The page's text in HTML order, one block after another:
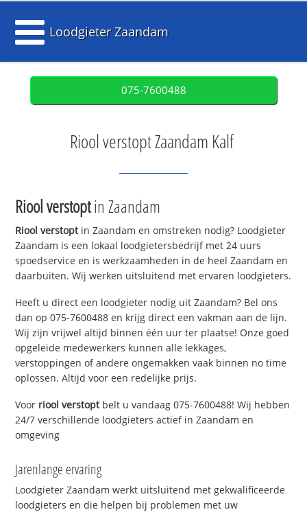
Loodgieter Zaandam
075-7600488
Riool verstopt Zaandam Kalf
Riool verstoptin Zaandam
Riool verstoptin Zaandam en omstreken nodig? Loodgieter
Zaandam is een lokaal loodgietersbedrijf met 24 uurs
spoedservice en is werkzaamheden in de heel Zaandam en
daarbuiten. Wij werken uitsluitend met ervaren loodgieters.
Heeft u direct een loodgieter nodig uit Zaandam? Bel ons
dan op 075-7600488 en krijg direct een vakman aan de lijn.
Wij zijn vrijwel altijd binnen één uur ter plaatse! Onze goed
opgeleide medewerkers kunnen alle lekkages,
verstoppingen of andere ongemakken vaak binnen no time
oplossen. Altijd voor een redelijke prijs.
Voor riool verstoptbelt u vandaag 075-7600488! Wij hebben
24/7 verschillende loodgieters actief in Zaandam en
omgeving
Jarenlange ervaring
Loodgieter Zaandam werkt uitsluitend met gekwalificeerde
loodgieters en die helpen bij problemen met uw